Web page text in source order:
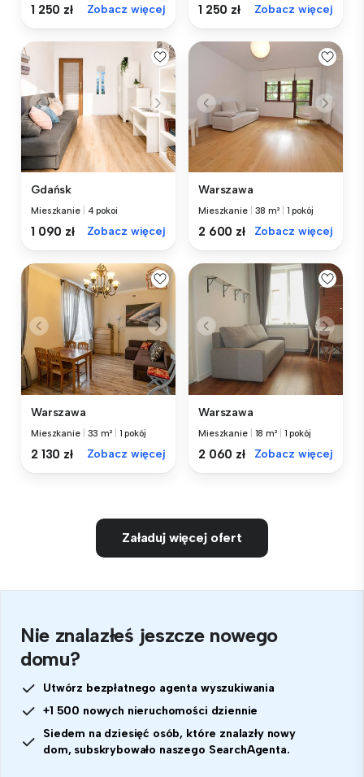
1 250 zł Zobacz więcej 1 250 zł Zobacz więcej
Gdańsk
Mieszkanie 4 pokoi
1 090 zł Zobacz więcej
Warszawa
Mieszkanie 38 m² 1 pokój
2 600 zł Zobacz więcej
Warszawa
Mieszkanie 33 m² 1 pokój
2 130 zł Zobacz więcej
Warszawa
Mieszkanie 18 m² 1 pokój
2 060 zł Zobacz więcej
Załaduj więcej ofert
Nie znalazłeś jeszcze nowego
domu?
Utwórz bezpłatnego agenta wyszukiwania
+1 500 nowych nieruchomości dziennie
Siedem na dziesięć osób, które znalazły nowy
dom, subskrybowało naszego SearchAgenta.